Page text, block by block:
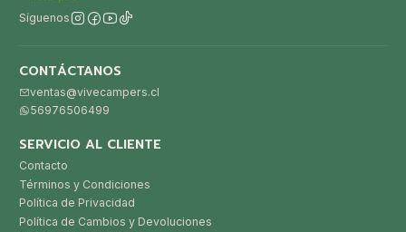
Síguenos
CONTÁCTANOS
ventas@vivecampers.cl
56976506499
SERVICIO AL CLIENTE
Contacto
Términos y Condiciones
Política de Privacidad
Política de Cambios y Devoluciones